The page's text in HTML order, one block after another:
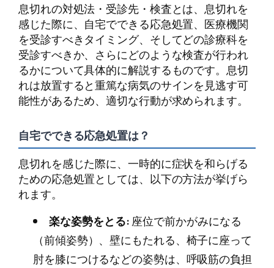
息切れの対処法・受診先・検査とは、息切れを
感じた際に、自宅でできる応急処置、医療機関
を受診すべきタイミング、そしてどの診療科を
受診すべきか、さらにどのような検査が行われ
るかについて具体的に解説するものです。息切
れは放置すると重篤な病気のサインを見逃す可
能性があるため、適切な行動が求められます。
自宅でできる応急処置は？
息切れを感じた際に、一時的に症状を和らげる
ための応急処置としては、以下の方法が挙げら
れます。
楽な姿勢をとる:座位で前かがみになる
（前傾姿勢）、壁にもたれる、椅子に座って
肘を膝につけるなどの姿勢は、呼吸筋の負担